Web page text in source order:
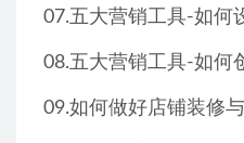
07.五大营销工具-如何
08.五大营销工具-如何
09.如何做好店铺装修